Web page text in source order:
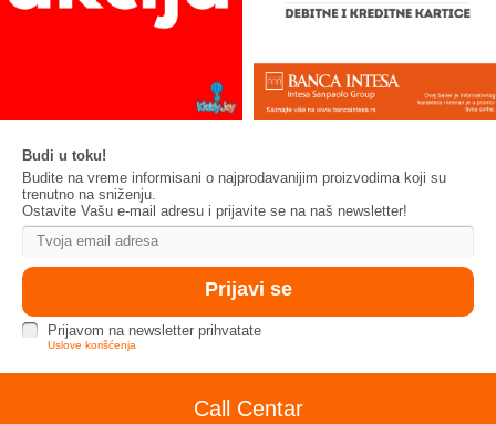
Budi u toku!
Budite na vreme informisani o najprodavanijim proizvodima koji su
trenutno na sniženju.
Ostavite Vašu e-mail adresu i prijavite se na naš newsletter!
Prijavom na newsletter prihvatate
Uslove korišćenja
Call Centar